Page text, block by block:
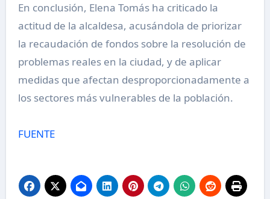
En conclusión, Elena Tomás ha criticado la
actitud de la alcaldesa, acusándola de priorizar
la recaudación de fondos sobre la resolución de
problemas reales en la ciudad, y de aplicar
medidas que afectan desproporcionadamente a
los sectores más vulnerables de la población.
FUENTE